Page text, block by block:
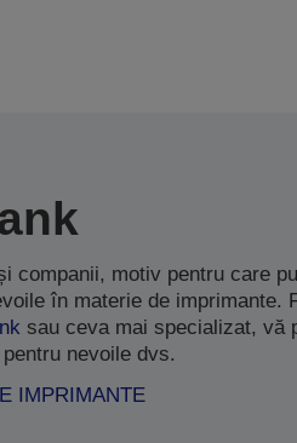
companii, motiv pentru care
în materie de imprimante.
sau ceva mai specializat, vă
nevoile dvs.
IMPRIMANTE